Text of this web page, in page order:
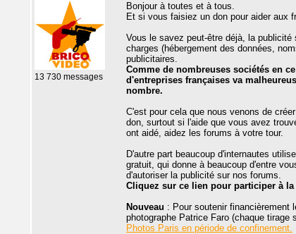
13 730 messages
Bonjour à toutes et à tous.
Et si vous faisiez un don pour aider aux
Vous le savez peut-être déjà, la
charges (hébergement des données,
publicitaires.
Comme de nombreuses sociétés en
d'entreprises françaises va
nombre.
C'est pour cela que nous venons de
don, surtout si l'aide que vous avez
ont aidé, aidez les forums à votre tour.
D'autre part beaucoup d'internautes
gratuit, qui donne à beaucoup d'entre
d'autoriser la publicité sur nos forums.
Cliquez sur ce lien pour participer à
Nouveau : Pour soutenir financièrement
photographe Patrice Faro (chaque tirage
Photos Paris en période de confinement.